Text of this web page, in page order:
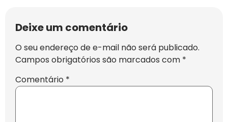
Deixe um comentário
O seu endereço de e-mail não será publicado.
Campos obrigatórios são marcados com *
Comentário *